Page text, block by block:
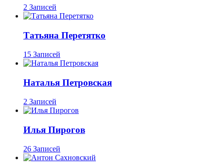
2 Записей
Татьяна Перетятко
15 Записей
Наталья Петровская
2 Записей
Илья Пирогов
26 Записей